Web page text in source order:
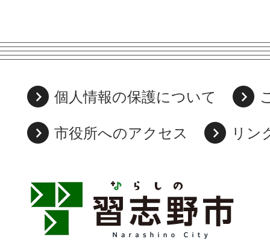
個人情報の保護について
市役所へのアクセス
リン
習
志